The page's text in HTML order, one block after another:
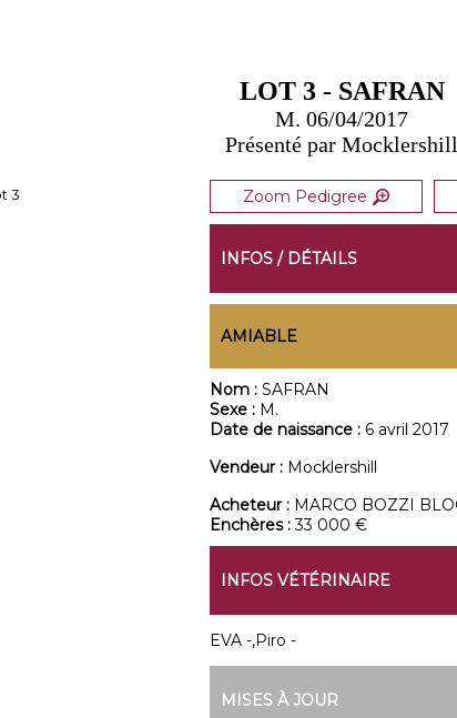
LOT 3 - SAFRAN
M. 06/04/2017
Présenté par Mocklershill
Zoom Pedigree
INFOS / DÉTAILS
AMIABLE
Nom : SAFRAN
Sexe : M.
Date de naissance : 6 avril 2017
Vendeur : Mocklershill
Acheteur : MARCO BOZZI
Enchères :33 000 €
INFOS VÉTÉRINAIRE
EVA -,Piro -
MISES À JOUR